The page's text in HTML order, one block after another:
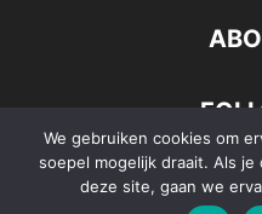
We gebruiken cookies om
soepel mogelijk draait. Als
deze site, gaan we